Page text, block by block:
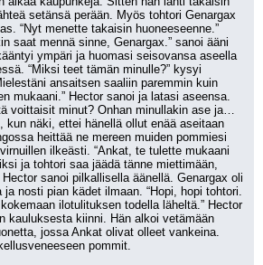
setänsä perään. Myös tohtori Genargax
“Nyt menette takaisin huoneeseenne.”
saat mennä sinne, Genargax.” sanoi ääni
ympäri ja huomasi seisovansa aseella
“Miksi teet tämän minulle?” kysyi
ansaitsen saaliin paremmin kuin
mukaani.” Hector sanoi ja latasi aseensa.
voittaisit minut? Onhan minullakin ase ja…
kun näki, ettei hänellä ollut enää aseitaan
heittää ne mereen muiden pommiesi
ilkeästi. “Ankat, te tulette mukaani
ja tohtori saa jäädä tänne miettimään,
sanoi pilkallisella äänellä. Genargax oli
nosti pian kädet ilmaan. “Hopi, hopi tohtori.
ilotulituksen todella läheltä.” Hector
kauluksesta kiinni. Hän alkoi vetämään
jossa Ankat olivat olleet vankeina.
pommit.